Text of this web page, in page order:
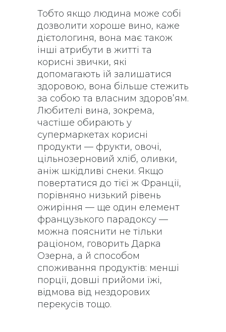
Тобто якщо людина може собі
дозволити хороше вино, каже
дієтологиня, вона має також
інші атрибути в житті та
корисні звички, які
допомагають їй залишатися
здоровою, вона більше стежить
за собою та власним здоров’ям.
Любителі вина, зокрема,
частіше обирають у
супермаркетах корисні
продукти — фрукти, овочі,
цільнозерновий хліб, оливки,
аніж шкідливі снеки. Якщо
повертатися до тієї ж Франції,
порівняно низький рівень
ожиріння — ще один елемент
французького парадоксу —
можна пояснити не тільки
раціоном, говорить Дарка
Озерна, а й способом
споживання продуктів: менші
порції, довші прийоми їжі,
відмова від нездорових
перекусів тощо.